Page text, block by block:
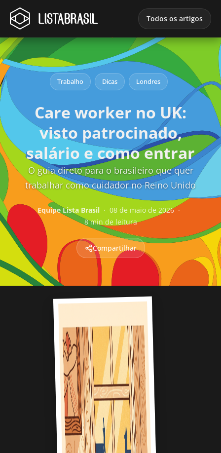
Todos os artigos
Trabalho Dicas Londres
Care worker no UK:
visto patrocinado,
salário e como entrar
O guia direto para o brasileiro que quer
trabalhar como cuidador no Reino Unido
Equipe Lista Brasil · 08 de maio de 2026 ·
8 min de leitura
Compartilhar